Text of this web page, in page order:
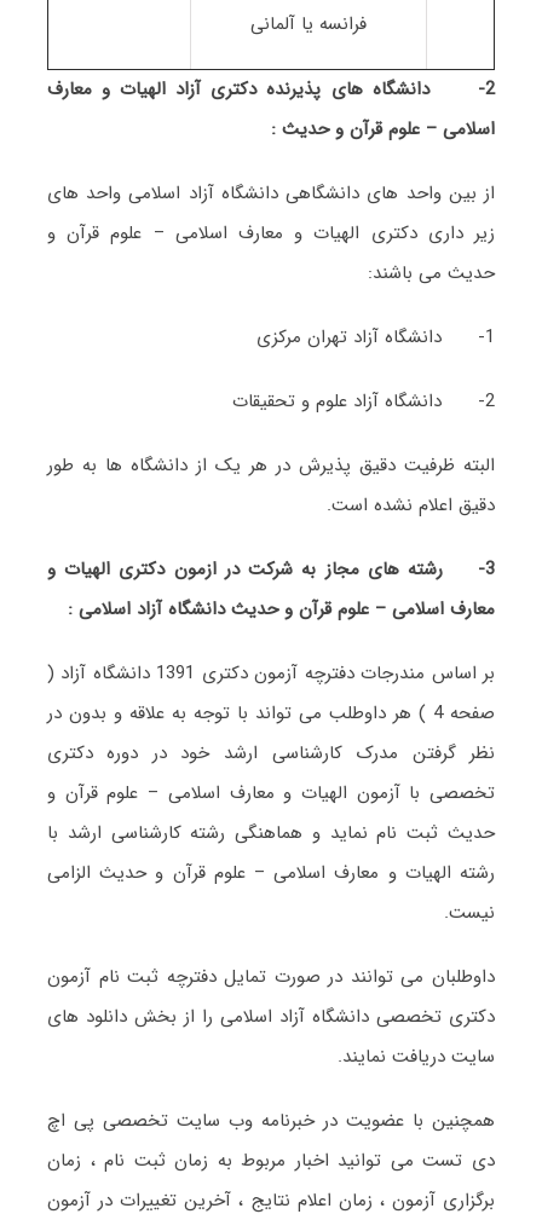
فرانسه یا آلمانی
2-
دانشگاه های پذیرنده دکتری آزاد الهیات و معارف
اسلامی – علوم قرآن و حدیث :
از بین واحد های دانشگاهی دانشگاه آزاد اسلامی واحد های
زیر داری دکتری الهیات و معارف اسلامی – علوم قرآن و
حدیث می باشند:
1- دانشگاه آزاد تهران مرکزی
2- دانشگاه آزاد علوم و تحقیقات
البته ظرفیت دقیق پذیرش در هر یک از دانشگاه ها به طور
دقیق اعلام نشده است.
3-
رشته های مجاز به شرکت در ازمون دکتری الهیات و
معارف اسلامی – علوم قرآن و حدیث دانشگاه آزاد اسلامی :
بر اساس مندرجات دفترچه آزمون دکتری 1391 دانشگاه آزاد (
صفحه 4 ) هر داوطلب می تواند با توجه به علاقه و بدون در
نظر گرفتن مدرک کارشناسی ارشد خود در دوره دکتری
تخصصی با آزمون الهیات و معارف اسلامی – علوم قرآن و
حدیث ثبت نام نماید و هماهنگی رشته کارشناسی ارشد با
رشته الهیات و معارف اسلامی – علوم قرآن و حدیث الزامی
نیست.
داوطلبان می توانند در صورت تمایل دفترچه ثبت نام آزمون
دکتری تخصصی دانشگاه آزاد اسلامی را از بخش دانلود های
سایت دریافت نمایند.
همچنین با عضویت در خبرنامه وب سایت تخصصی پی اچ
دی تست می توانید اخبار مربوط به زمان ثبت نام ، زمان
برگزاری آزمون ، زمان اعلام نتایج ، آخرین تغییرات در آزمون